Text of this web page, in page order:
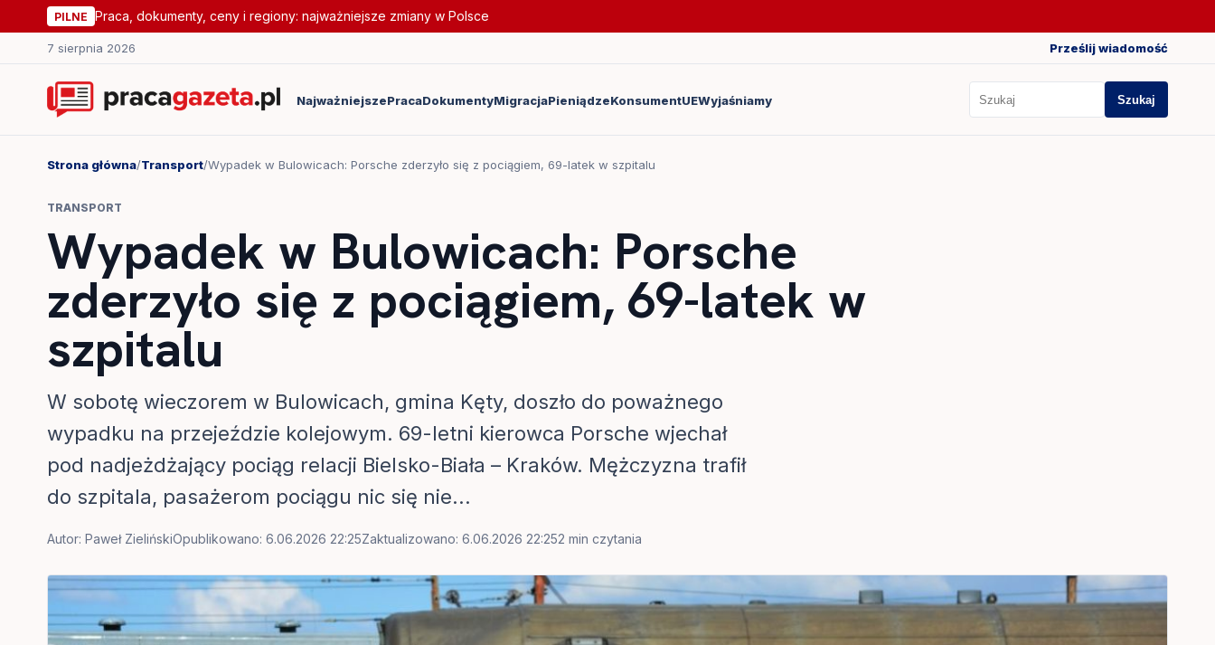
PILNE Praca, dokumenty, ceny i regiony: najważniejsze zmiany w Polsce
7 sierpnia 2026 Prześlij wiadomość
NajważniejszePracaDokumentyMigracjaPieniądzeKonsumentUEWyjaśniamy Szukaj
Szukaj
Strona główna/Transport/Wypadek w Bulowicach: Porsche zderzyło się z pociągiem, 69-latek w szpitalu
TRANSPORT
Wypadek w Bulowicach: Porsche
zderzyło się z pociągiem, 69-latek w
szpitalu
W sobotę wieczorem w Bulowicach, gmina Kęty, doszło do poważnego
wypadku na przejeździe kolejowym. 69-letni kierowca Porsche wjechał
pod nadjeżdżający pociąg relacji Bielsko-Biała – Kraków. Mężczyzna trafił
do szpitala, pasażerom pociągu nic się nie...
Autor: Paweł ZielińskiOpublikowano: 6.06.2026 22:25Zaktualizowano: 6.06.2026 22:252 min czytania